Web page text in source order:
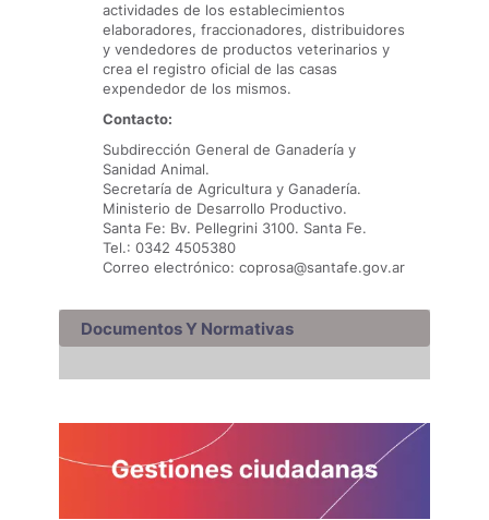
actividades de los establecimientos
elaboradores, fraccionadores, distribuidores
y vendedores de productos veterinarios y
crea el registro oficial de las casas
expendedor de los mismos.
Contacto:
Subdirección General de Ganadería y
Sanidad Animal.
Secretaría de Agricultura y Ganadería.
Ministerio de Desarrollo Productivo.
Santa Fe: Bv. Pellegrini 3100. Santa Fe.
Tel.: 0342 4505380
Correo electrónico: coprosa@santafe.gov.ar
Documentos Y Normativas